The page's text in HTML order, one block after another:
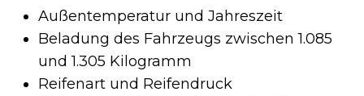
Außentemperatur und Jahreszeit
Beladung des Fahrzeugs zwischen 1.085
und 1.305 Kilogramm
Reifenart und Reifendruck